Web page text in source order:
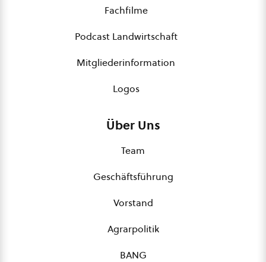
Fachfilme
Podcast Landwirtschaft
Mitgliederinformation
Logos
Über Uns
Team
Geschäftsführung
Vorstand
Agrarpolitik
BANG